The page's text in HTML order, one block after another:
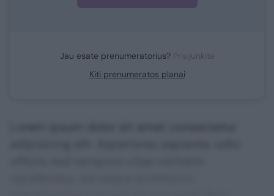
Jau esate prenumeratorius? Prisijunkite
Kiti prenumeratos planai